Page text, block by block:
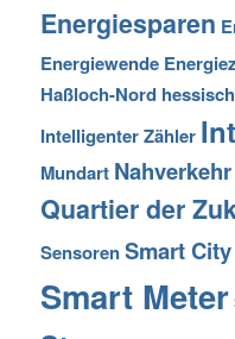
Energiesparen
Energiewende
Haßloch-Nord hessisch
Intelligenter Zähler
Mundart Nahverkehr
Quartier der
SensorenSmart City
Smart Meter